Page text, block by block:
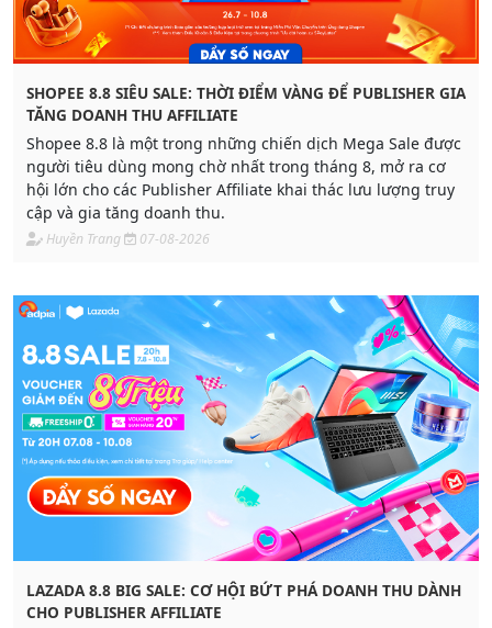
SHOPEE 8.8 SIÊU SALE: THỜI ĐIỂM VÀNG ĐỂ PUBLISHER GIA
TĂNG DOANH THU AFFILIATE
Shopee 8.8 là một trong những chiến dịch Mega Sale được
người tiêu dùng mong chờ nhất trong tháng 8, mở ra cơ
hội lớn cho các Publisher Affiliate khai thác lưu lượng truy
cập và gia tăng doanh thu.
Huyền Trang 07-08-2026
LAZADA 8.8 BIG SALE: CƠ HỘI BỨT PHÁ DOANH THU DÀNH
CHO PUBLISHER AFFILIATE